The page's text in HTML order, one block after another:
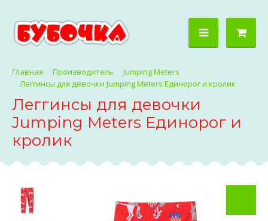
Производитель
Jumping Meters
Леггинсы для девочки Jumping Meters Единорог и кролик
Леггинсы для девочки
Jumping Meters Единорог и
кролик